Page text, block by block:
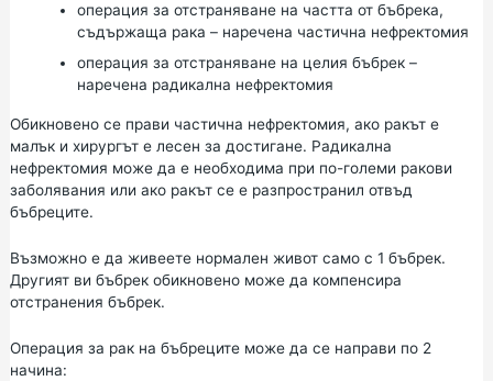
операция за отстраняване на частта от бъбрека,
съдържаща рака – наречена частична нефректомия
операция за отстраняване на целия бъбрек –
наречена радикална нефректомия
Обикновено се прави частична нефректомия, ако ракът е
малък и хирургът е лесен за достигане. Радикална
нефректомия може да е необходима при по-големи ракови
заболявания или ако ракът се е разпространил отвъд
бъбреците.
Възможно е да живеете нормален живот само с 1 бъбрек.
Другият ви бъбрек обикновено може да компенсира
отстранения бъбрек.
Операция за рак на бъбреците може да се направи по 2
начина: